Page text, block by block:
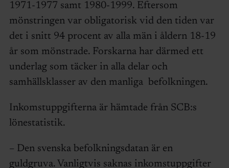
1971-1977 samt 1980-1999. Eftersom
mönstringen var obligatorisk vid den tiden var
det i snitt 94 procent av alla män i åldern 18-19
år som mönstrade. Forskarna har därmed ett
underlag som täcker in alla delar och
samhällsklasser av den manliga befolkningen.
Inkomstuppgifterna är hämtade från SCB:s
lönestatistik.
– Den svenska befolkningsdatan är en
guldgruva. Vanligtvis saknas inkomstuppgifter